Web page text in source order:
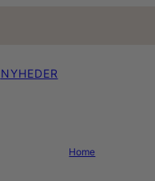
NYHEDER
Home